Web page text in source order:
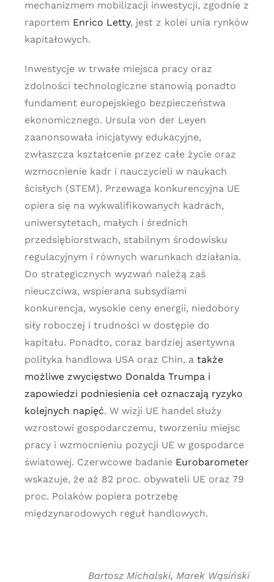
mechanizmem mobilizacji inwestycji, zgodnie z
raportem Enrico Letty, jest z kolei unia rynków
kapitałowych.
Inwestycje w trwałe miejsca pracy oraz
zdolności technologiczne stanowią ponadto
fundament europejskiego bezpieczeństwa
ekonomicznego. Ursula von der Leyen
zaanonsowała inicjatywy edukacyjne,
zwłaszcza kształcenie przez całe życie oraz
wzmocnienie kadr i nauczycieli w naukach
ścisłych (STEM). Przewaga konkurencyjna UE
opiera się na wykwalifikowanych kadrach,
uniwersytetach, małych i średnich
przedsiębiorstwach, stabilnym środowisku
regulacyjnym i równych warunkach działania.
Do strategicznych wyzwań należą zaś
nieuczciwa, wspierana subsydiami
konkurencja, wysokie ceny energii, niedobory
siły roboczej i trudności w dostępie do
kapitału. Ponadto, coraz bardziej asertywna
polityka handlowa USA oraz Chin, a także
możliwe zwycięstwo Donalda Trumpa i
zapowiedzi podniesienia ceł oznaczają ryzyko
kolejnych napięć. W wizji UE handel służy
wzrostowi gospodarczemu, tworzeniu miejsc
pracy i wzmocnieniu pozycji UE w gospodarce
światowej. Czerwcowe badanie Eurobarometer
wskazuje, że aż 82 proc. obywateli UE oraz 79
proc. Polaków popiera potrzebę
międzynarodowych reguł handlowych.
Bartosz Michalski, Marek Wąsiński